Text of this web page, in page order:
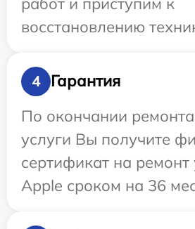
восстановлению
4
Гарантия
По окончании
услуги Вы получите
сертификат на ремонт
Apple сроком на 36